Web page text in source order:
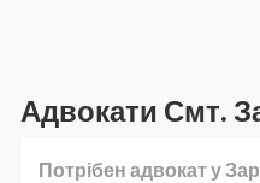
Адвокати Смт.
Потрібен адвокат у